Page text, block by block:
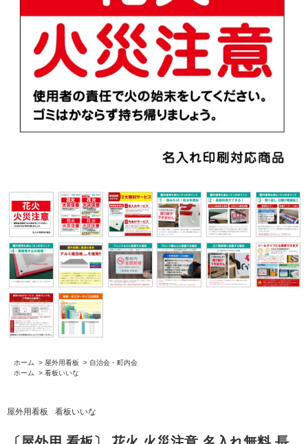
ホーム > 屋外用看板 > 自治会・町内会
ホーム
> 看板いいな
屋外用看板 看板いいな